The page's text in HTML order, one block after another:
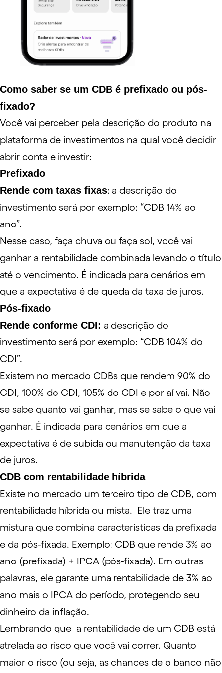
Como saber se um CDB é prefixado ou pós-
fixado?
Você vai perceber pela descrição do produto na
plataforma de investimentos na qual você decidir
abrir conta e investir:
Prefixado
Rende com taxas fixas: a descrição do
investimento será por exemplo: “CDB 14% ao
ano”.
Nesse caso, faça chuva ou faça sol, você vai
ganhar a rentabilidade combinada levando o título
até o vencimento. É indicada para cenários em
que a expectativa é de queda da taxa de juros.
Pós-fixado
Rende conforme CDI: a descrição do
investimento será por exemplo: “CDB 104% do
CDI”.
Existem no mercado CDBs que rendem 90% do
CDI, 100% do CDI, 105% do CDI e por aí vai. Não
se sabe quanto vai ganhar, mas se sabe o que vai
ganhar. É indicada para cenários em que a
expectativa é de subida ou manutenção da taxa
de juros.
CDB com rentabilidade híbrida
Existe no mercado um terceiro tipo de CDB, com
rentabilidade híbrida ou mista. Ele traz uma
mistura que combina características da prefixada
e da pós-fixada. Exemplo: CDB que rende 3% ao
ano (prefixada) + IPCA (pós-fixada). Em outras
palavras, ele garante uma rentabilidade de 3% ao
ano mais o IPCA do período, protegendo seu
dinheiro da inflação.
Lembrando que a rentabilidade de um CDB está
atrelada ao risco que você vai correr. Quanto
maior o risco (ou seja, as chances de o banco não